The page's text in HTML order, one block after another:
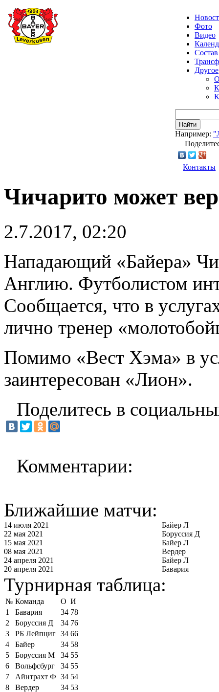
Фото
Видео
Состав
Другое
Найти
Например:
Контакты
Чичарито может
2.7.2017, 02:20
Нападающий «Байера»
Англию. Футболистом
Сообщается, что в
лично тренер
Помимо «Вест Хэма» в
заинтересован «Лион».
Поделитесь в
Комментарии:
Ближайшие матчи:
14 июля 2021
Байер Л
22 мая 2021
Боруссия Д
15 мая 2021
Байер Л
08 мая 2021
Вердер
24 апреля 2021
Байер Л
20 апреля 2021
Бавария
Турнирная таблица:
№ Команда О И
1
Бавария 34 78
2
Боруссия Д 34 76
3
РБ Лейпциг 34 66
4
Байер 34 58
5
Боруссия М 34 55
6
Вольфсбург 34 55
7
Айнтрахт Ф 34 54
8
Вердер 34 53